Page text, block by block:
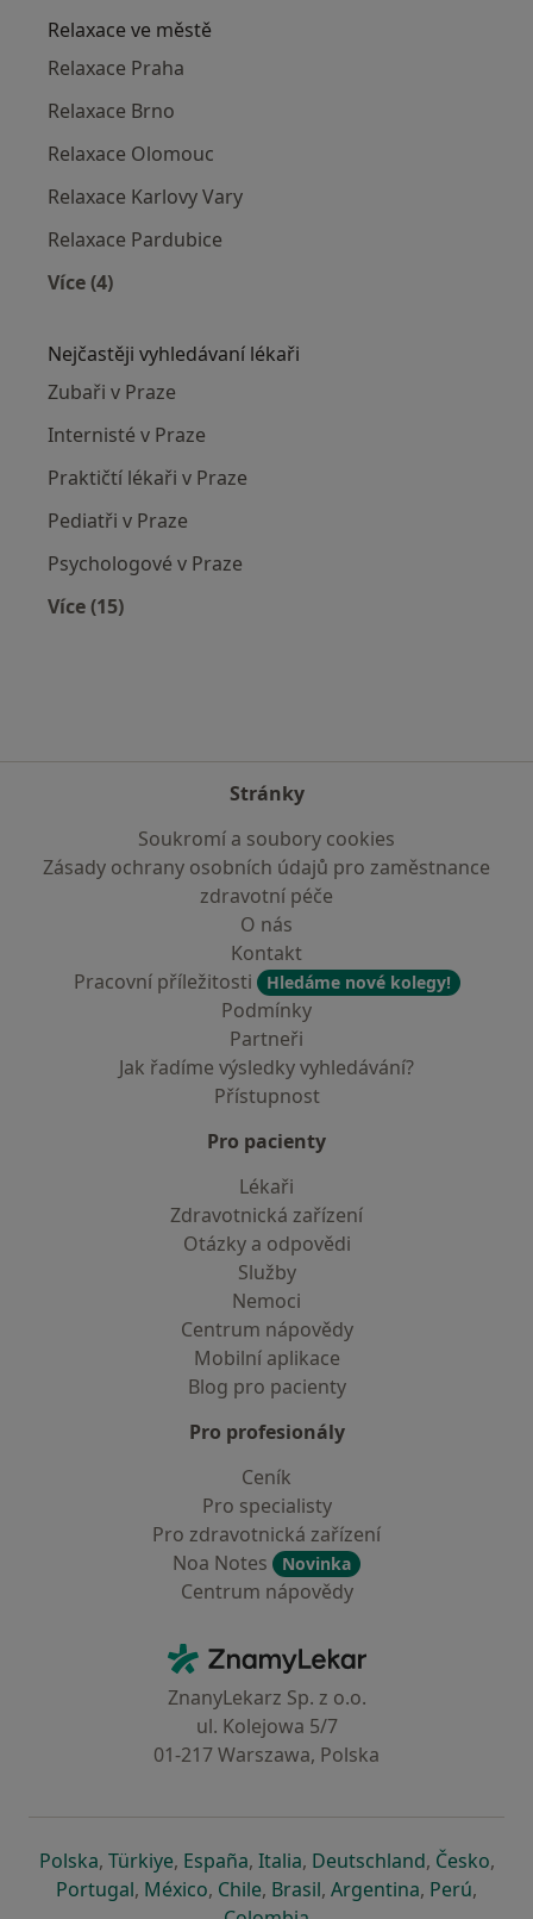
Relaxace ve městě
Relaxace Praha
Relaxace Brno
Relaxace Olomouc
Relaxace Karlovy Vary
Relaxace Pardubice
Více (4)
Nejčastěji vyhledávaní lékaři
Zubaři v Praze
Internisté v Praze
Praktičtí lékaři v Praze
Pediatři v Praze
Psychologové v Praze
Více (15)
Stránky
Soukromí a soubory cookies
Zásady ochrany osobních údajů pro zaměstnance
zdravotní péče
O nás
Kontakt
Pracovní příležitosti
Hledáme nové kolegy!
Podmínky
Partneři
Jak řadíme výsledky vyhledávání?
Přístupnost
Pro pacienty
Lékaři
Zdravotnická zařízení
Otázky a odpovědi
Služby
Nemoci
Centrum nápovědy
Mobilní aplikace
Blog pro pacienty
Pro profesionály
Ceník
Pro specialisty
Pro zdravotnická zařízení
Noa Notes
Novinka
Centrum nápovědy
ZnamyLekar - Hlavní stránka
ZnanyLekarz Sp. z o.o.
ul. Kolejowa 5/7
01-217 Warszawa, Polska
Polskase otevře v nové záložce
, Türkiyese otevře v nové záložce
, Españase otevře v nové záložce
, Italiase otevře v nové záložce
, Deutschlandse otevře v
, Českose
,
Portugalse otevře v nové záložce
, Méxicose otevře v nové záložce
, Chilese otevře v nové záložce
, Brasilse otevře v nové
, Argentinase otevře v
, Perúse
,